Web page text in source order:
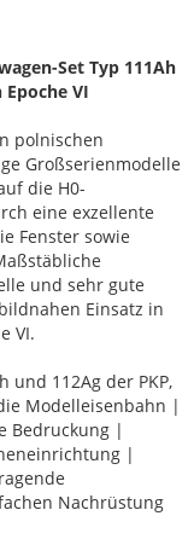
Set Typ 111Ah
VI
polnischen
Großserienmodelle
die H0-
eine exzellente
Fenster sowie
und sehr gute
Einsatz in
VI.
und 112Ag der PKP,
Modelleisenbahn |
Bedruckung |
|
Nachrüstung